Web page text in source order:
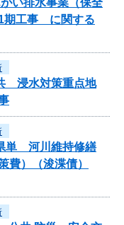
工事 に関する
浸水対策重点地
単 河川維持修繕
費）（浚渫債）